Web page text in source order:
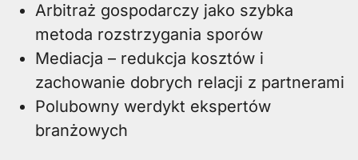
Arbitraż gospodarczy jako szybka
metoda rozstrzygania sporów
Mediacja – redukcja kosztów i
zachowanie dobrych relacji z partnerami
Polubowny werdykt ekspertów
branżowych